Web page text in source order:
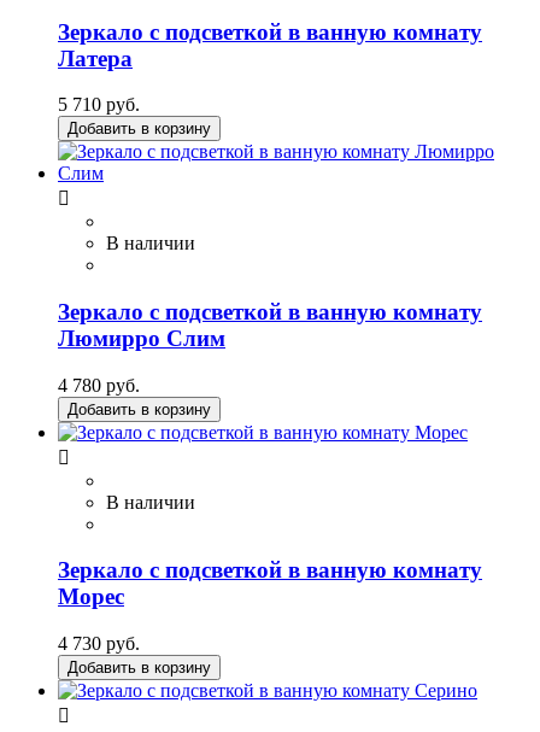
Зеркало с подсветкой в ванную комнату
Латера
5 710 руб.
Добавить в корзину

В наличии
Зеркало с подсветкой в ванную комнату
Люмирро Слим
4 780 руб.
Добавить в корзину

В наличии
Зеркало с подсветкой в ванную комнату
Морес
4 730 руб.
Добавить в корзину
